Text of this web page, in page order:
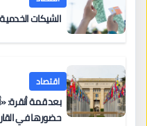
الشيكات
اقتصاد
بعد قمة أنقرة:
حضورها في